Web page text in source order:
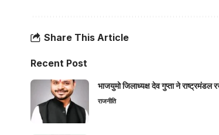
Share This Article
Recent Post
भाजयुमो जिलाध्यक्ष देव गुप्ता ने राष्ट्रमंडल
राजनीति